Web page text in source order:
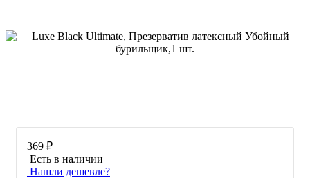
369 ₽
Есть в наличии
Нашли дешевле?